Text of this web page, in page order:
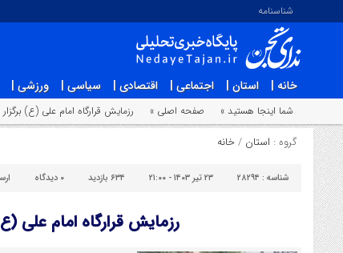
شناسنامه
خانه | استان | اجتماعی | اقتصادی | سیاسی | ورزشی |
شما اینجا هستید » صفحه اصلی » رزمایش قرارگاه امام علی (ع)
گروه : استان /خانه
شناسه : ۲۸۲۹۴ ۲۳ تیر ۱۴۰۳ - ۲۱:۰۰ ۶۳۴ بازدید ۰ دیدگاه
رزمایش قرارگاه امام علی